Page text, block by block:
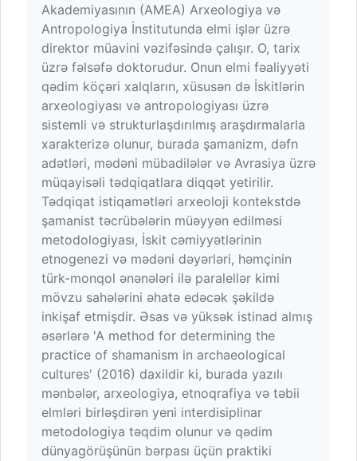
Akademiyasının (AMEA) Arxeologiya və
Antropologiya İnstitutunda elmi işlər üzrə
direktor müavini vəzifəsində çalışır. O, tarix
üzrə fəlsəfə doktorudur. Onun elmi fəaliyyəti
qədim köçəri xalqların, xüsusən də İskitlərin
arxeologiyası və antropologiyası üzrə
sistemli və strukturlaşdırılmış araşdırmalarla
xarakterizə olunur, burada şamanizm, dəfn
adətləri, mədəni mübadilələr və Avrasiya üzrə
müqayisəli tədqiqatlara diqqət yetirilir.
Tədqiqat istiqamətləri arxeoloji kontekstdə
şamanist təcrübələrin müəyyən edilməsi
metodologiyası, İskit cəmiyyətlərinin
etnogenezi və mədəni dəyərləri, həmçinin
türk-monqol ənənələri ilə paralellər kimi
mövzu sahələrini əhatə edəcək şəkildə
inkişaf etmişdir. Əsas və yüksək istinad almış
əsərlərə 'A method for determining the
practice of shamanism in archaeological
cultures' (2016) daxildir ki, burada yazılı
mənbələr, arxeologiya, etnoqrafiya və təbii
elmləri birləşdirən yeni interdisiplinar
metodologiya təqdim olunur və qədim
dünyagörüşünün bərpası üçün praktiki